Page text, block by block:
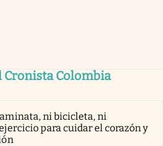
Cronista Colombia
ni bicicleta, ni
para cuidar el corazón y